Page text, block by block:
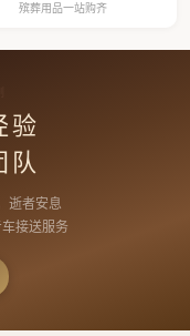
殡葬用品一站购齐
验
队
逝者安息
接送服务